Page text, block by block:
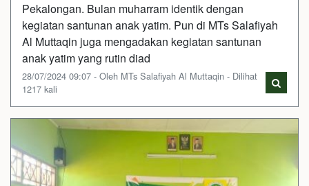
Pekalongan. Bulan muharram identik dengan
kegiatan santunan anak yatim. Pun di MTs Salafiyah
Al Muttaqin juga mengadakan kegiatan santunan
anak yatim yang rutin diad
28/07/2024 09:07 - Oleh MTs Salafiyah Al Muttaqin - Dilihat
1217 kali